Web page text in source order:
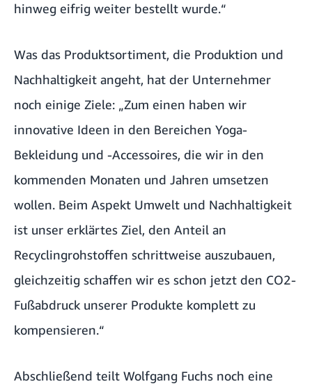
hinweg eifrig weiter bestellt wurde.“
Was das Produktsortiment, die Produktion und
Nachhaltigkeit angeht, hat der Unternehmer
noch einige Ziele: „Zum einen haben wir
innovative Ideen in den Bereichen Yoga-
Bekleidung und -Accessoires, die wir in den
kommenden Monaten und Jahren umsetzen
wollen. Beim Aspekt Umwelt und Nachhaltigkeit
ist unser erklärtes Ziel, den Anteil an
Recyclingrohstoffen schrittweise auszubauen,
gleichzeitig schaffen wir es schon jetzt den CO2-
Fußabdruck unserer Produkte komplett zu
kompensieren.“
Abschließend teilt Wolfgang Fuchs noch eine